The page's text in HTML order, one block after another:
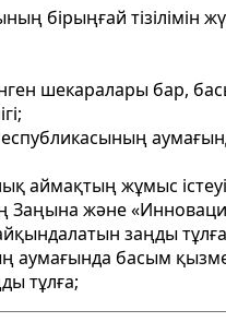
бірыңғай тізілімін
шекаралары бар,
аймақтың жұмыс
және
заңды
басым
тұлға;